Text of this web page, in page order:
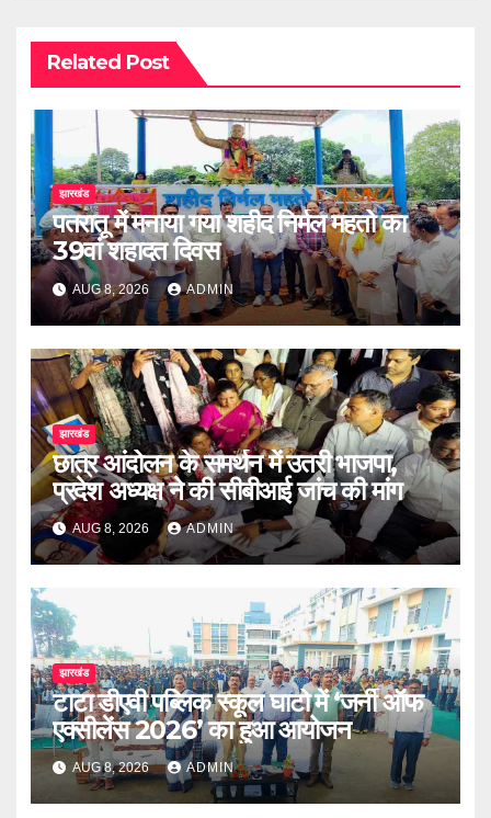
Related Post
झारखंड
पतरातू में मनाया गया शहीद निर्मल महतो का
39वां शहादत दिवस
AUG 8, 2026 ADMIN
झारखंड
छात्र आंदोलन के समर्थन में उतरी भाजपा,
प्रदेश अध्यक्ष ने की सीबीआई जांच की मांग
AUG 8, 2026 ADMIN
झारखंड
टाटा डीएवी पब्लिक स्कूल घाटो में ‘जर्नी ऑफ
एक्सीलेंस 2026’ का हुआ आयोजन
AUG 8, 2026 ADMIN